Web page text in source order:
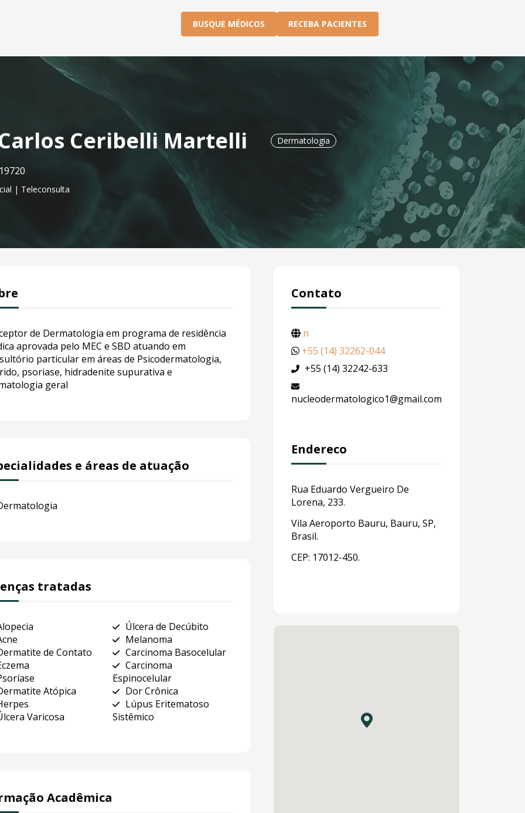
BUSQUE MÉDICOS RECEBA PACIENTES
Ceribelli Martelli Dermatologia
| Teleconsulta
de Dermatologia em programa de residência
aprovada pelo MEC e SBD atuando em
particular em áreas de Psicodermatologia,
psoriase, hidradenite supurativa e
geral
e áreas de atuação
tratadas
de Contato
Atópica
Varicosa
Úlcera de Decúbito
Melanoma
Carcinoma Basocelular
Carcinoma
Espinocelular
Dor Crônica
Lúpus Eritematoso
Sistêmico
Acadêmica
Contato
n
+55 (14) 32262-044
+55 (14) 32242-633
nucleodermatologico1@gmail.com
Endereco
Rua Eduardo Vergueiro De
Lorena, 233.
Vila Aeroporto Bauru, Bauru, SP,
Brasil.
CEP: 17012-450.